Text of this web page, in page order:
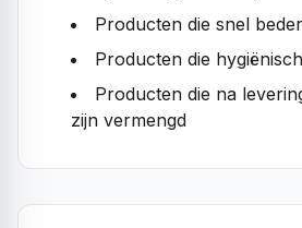
Producten die snel
Producten die
Producten die na
zijn vermengd